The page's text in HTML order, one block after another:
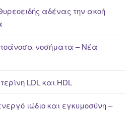
αδένας την ακοή
νοσήματα – Νέα
LDL και HDL
ιώδιο και εγκυμοσύνη –